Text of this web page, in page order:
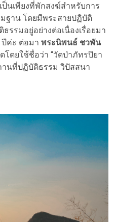
นเพียงที่พักสงฆ์สำหรับการ
ฐาน โดยมีพระสายปฏิบัติ
รรมอยู่อย่างต่อเนื่องเรื่อยมา
ปีค่ะ ต่อมา พระนิพนธ์ ชวพัน
ดยใช้ชื่อว่า “วัดป่าภัทรปิยา
านที่ปฏิบัติธรรม วิปัสสนา